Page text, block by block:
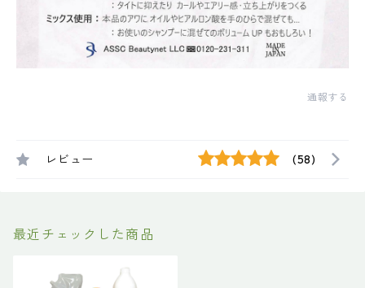
通報する
レビュー (58)
最近チェックした商品